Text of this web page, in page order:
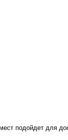
подойдет для